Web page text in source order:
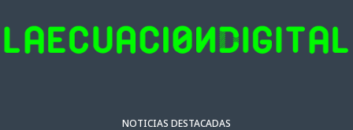
NOTICIAS DESTACADAS